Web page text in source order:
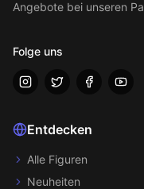
Angebote bei unseren
Folge uns
Entdecken
Alle Figuren
Neuheiten